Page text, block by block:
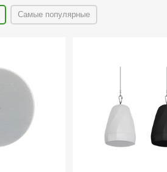
Самые популярные